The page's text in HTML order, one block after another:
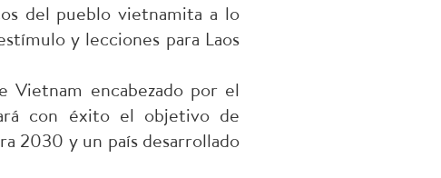
del pueblo vietnamita a lo
y lecciones para Laos
Vietnam encabezado por el
con éxito el objetivo de
2030 y un país desarrollado